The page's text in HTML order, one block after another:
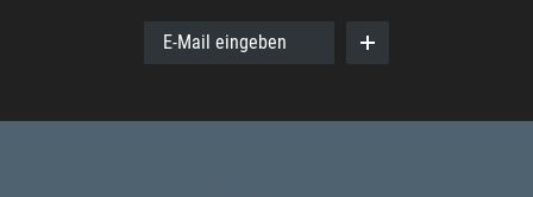
E-Mail eingeben